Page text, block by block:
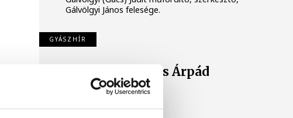
Gálvölgyi János felesége.
GYÁSZHÍR
Elhunyt Barabás Árpád